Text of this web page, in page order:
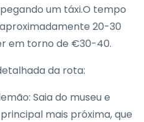
um táxi.O tempo
20-30
em torno de €30-40.
da rota:
Saia do museu e
mais próxima, que